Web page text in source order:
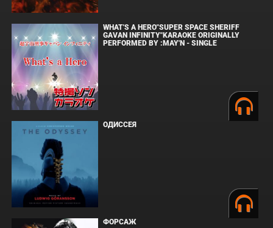
WHAT'S A HERO"SUPER SPACE SHERIFF
GAVAN INFINITY"KARAOKE ORIGINALLY
PERFORMED BY :MAY'N - SINGLE
ОДИССЕЯ
ФОРСАЖ